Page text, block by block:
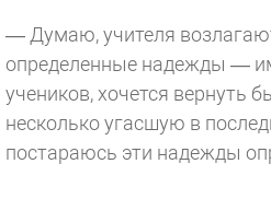
— Думаю, учителя
определенные надежды —
учеников, хочется вернуть
несколько угасшую в
постараюсь эти надежды